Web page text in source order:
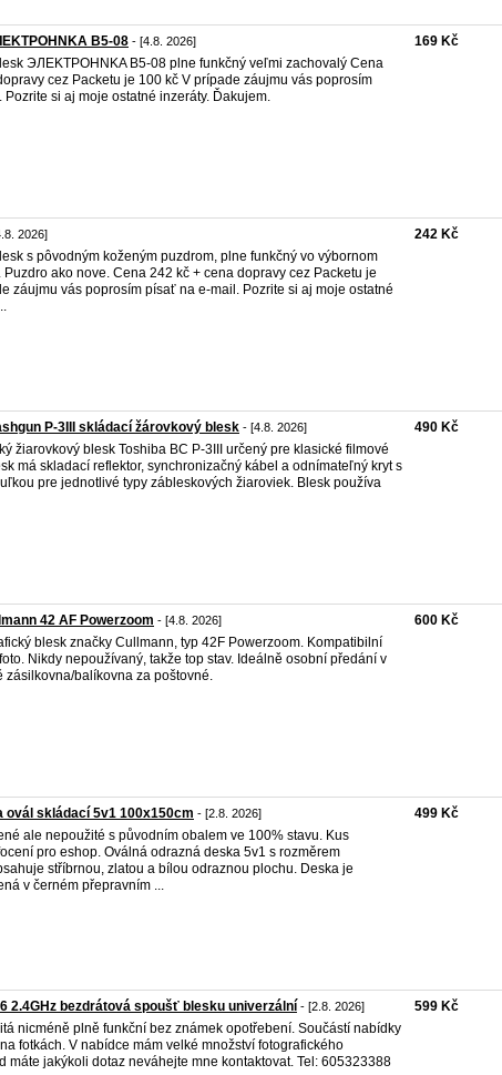
B5-08 - [4.8. 2026]
ЭЛЕKTPOHNKA B5-08 plne funkčný veľmi zachovalý Cena
cez Packetu je 100 kč V prípade záujmu vás poprosím
si aj moje ostatné inzeráty. Ďakujem.
169 Kč
2026]
s pôvodným koženým puzdrom, plne funkčný vo výbornom
Puzdro ako nove. Cena 242 kč + cena dopravy cez Packetu je
záujmu vás poprosím písať na e-mail. Pozrite si aj moje ostatné
242 Kč
P-3III skládací žárovkový blesk - [4.8. 2026]
žiarovkový blesk Toshiba BC P-3III určený pre klasické filmové
má skladací reflektor, synchronizačný kábel a odnímateľný kryt s
pre jednotlivé typy zábleskových žiaroviek. Blesk používa
490 Kč
42 AF Powerzoom - [4.8. 2026]
blesk značky Cullmann, typ 42F Powerzoom. Kompatibilní
Nikdy nepoužívaný, takže top stav. Ideálně osobní předání v
zásilkovna/balíkovna za poštovné.
600 Kč
ovál skládací 5v1 100x150cm - [2.8. 2026]
ale nepoužité s původním obalem ve 100% stavu. Kus
pro eshop. Oválná odrazná deska 5v1 s rozměrem
stříbrnou, zlatou a bílou odraznou plochu. Deska je
v černém přepravním ...
499 Kč
2.4GHz bezdrátová spoušť blesku univerzální - [2.8. 2026]
nicméně plně funkční bez známek opotřebení. Součástí nabídky
fotkách. V nabídce mám velké množství fotografického
máte jakýkoli dotaz neváhejte mne kontaktovat. Tel: 605323388
599 Kč